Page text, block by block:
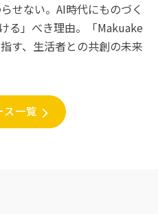
せない。AI時代にものづく
る」べき理由。「Makuake
す、生活者との共創の未来
ス一覧